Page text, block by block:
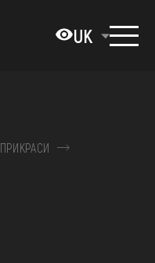
UK
ПРИКРАСИ